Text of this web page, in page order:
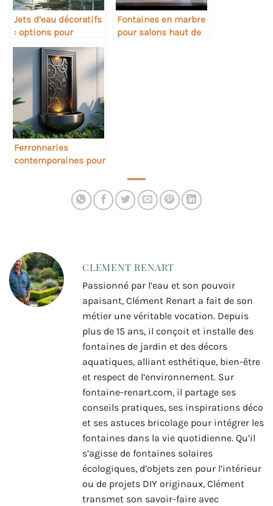
Jets d’eau décoratifs
: options pour
petites et grandes
fontaines
Fontaines en marbre
pour salons haut de
Ferronneries
contemporaines pour
CLEMENT RENART
Passionné par l’eau et son pouvoir
apaisant, Clément Renart a fait de son
métier une véritable vocation. Depuis
plus de 15 ans, il conçoit et installe des
fontaines de jardin et des décors
aquatiques, alliant esthétique, bien-être
et respect de l’environnement. Sur
fontaine-renart.com, il partage ses
conseils pratiques, ses inspirations déco
et ses astuces bricolage pour intégrer les
fontaines dans la vie quotidienne. Qu’il
s’agisse de fontaines solaires
écologiques, d’objets zen pour l’intérieur
ou de projets DIY originaux, Clément
transmet son savoir-faire avec